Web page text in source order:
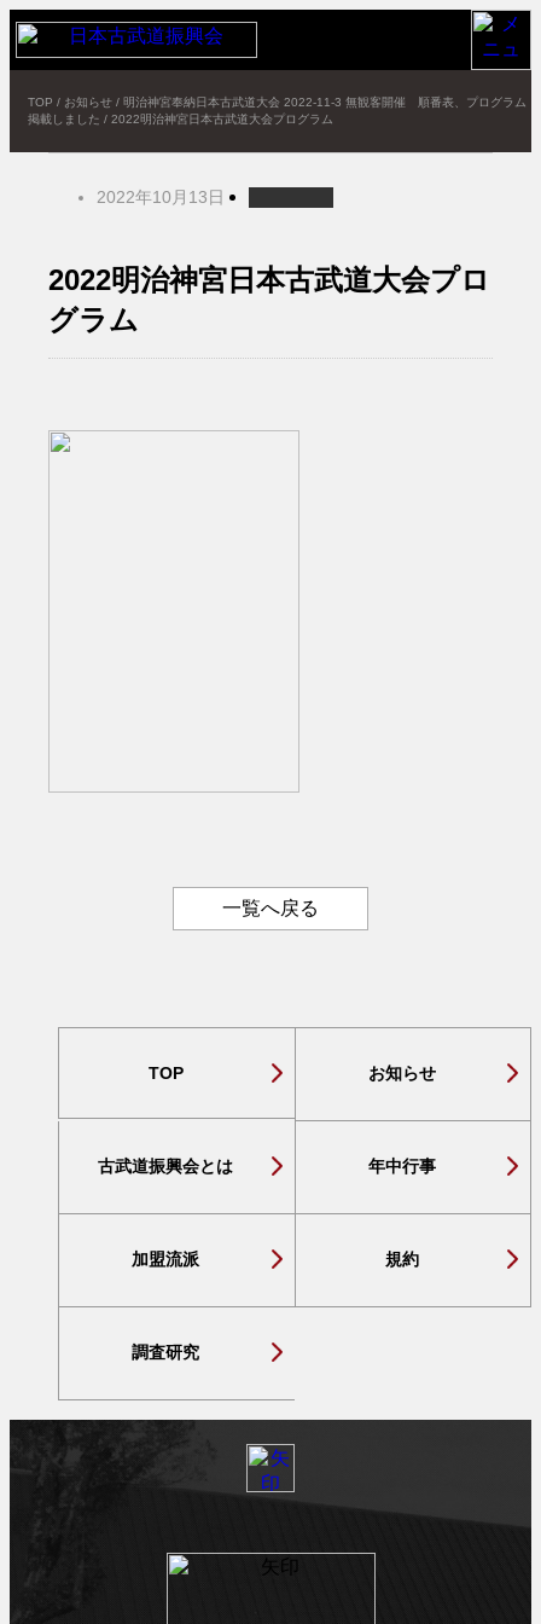
TOP / お知らせ / 明治神宮奉納日本古武道大会 2022-11-3 無観客開催 順番表、プログラム
掲載しました / 2022明治神宮日本古武道大会プログラム
2022年10月13日
2022明治神宮日本古武道大会プロ
グラム
一覧へ戻る
TOP お知らせ
古武道振興会とは 年中行事
加盟流派 規約
調査研究